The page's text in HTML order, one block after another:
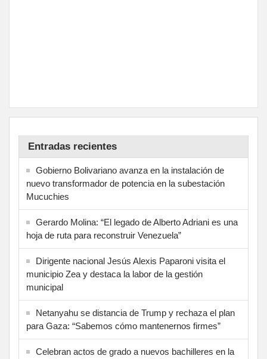
Entradas recientes
Gobierno Bolivariano avanza en la instalación de
nuevo transformador de potencia en la subestación
Mucuchies
Gerardo Molina: “El legado de Alberto Adriani es una
hoja de ruta para reconstruir Venezuela”
Dirigente nacional Jesús Alexis Paparoni visita el
municipio Zea y destaca la labor de la gestión
municipal
Netanyahu se distancia de Trump y rechaza el plan
para Gaza: “Sabemos cómo mantenernos firmes”
Celebran actos de grado a nuevos bachilleres en la